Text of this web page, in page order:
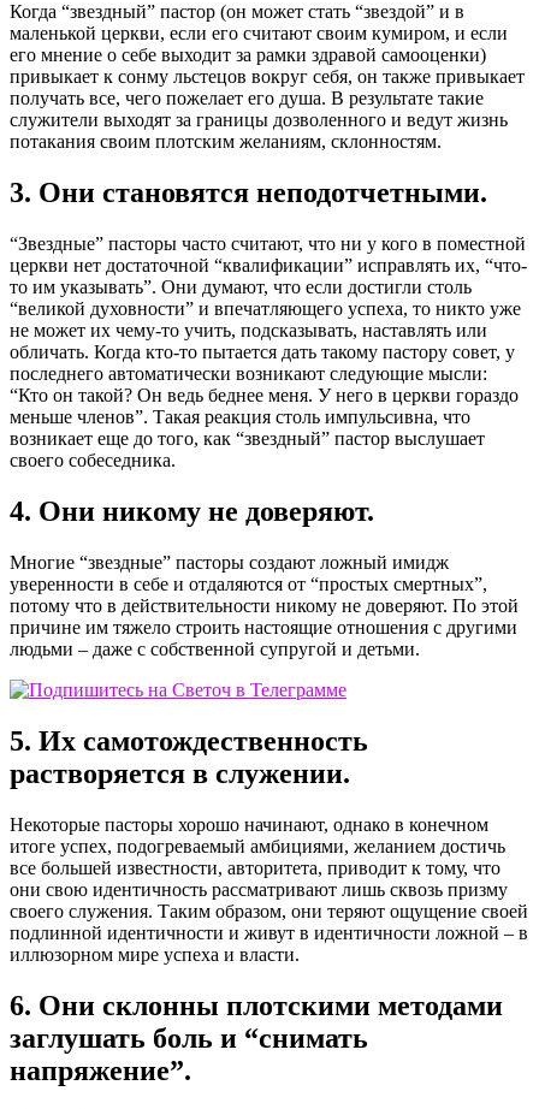
Когда “звездный” пастор (он может стать “звездой” и в
маленькой церкви, если его считают своим кумиром, и если
его мнение о себе выходит за рамки здравой самооценки)
привыкает к сонму льстецов вокруг себя, он также привыкает
получать все, чего пожелает его душа. В результате такие
служители выходят за границы дозволенного и ведут жизнь
потакания своим плотским желаниям, склонностям.
3. Они становятся неподотчетными.
“Звездные” пасторы часто считают, что ни у кого в поместной
церкви нет достаточной “квалификации” исправлять их, “что-
то им указывать”. Они думают, что если достигли столь
“великой духовности” и впечатляющего успеха, то никто уже
не может их чему-то учить, подсказывать, наставлять или
обличать. Когда кто-то пытается дать такому пастору совет, у
последнего автоматически возникают следующие мысли:
“Кто он такой? Он ведь беднее меня. У него в церкви гораздо
меньше членов”. Такая реакция столь импульсивна, что
возникает еще до того, как “звездный” пастор выслушает
своего собеседника.
4. Они никому не доверяют.
Многие “звездные” пасторы создают ложный имидж
уверенности в себе и отдаляются от “простых смертных”,
потому что в действительности никому не доверяют. По этой
причине им тяжело строить настоящие отношения с другими
людьми – даже с собственной супругой и детьми.
5. Их самотождественность
растворяется в служении.
Некоторые пасторы хорошо начинают, однако в конечном
итоге успех, подогреваемый амбициями, желанием достичь
все большей известности, авторитета, приводит к тому, что
они свою идентичность рассматривают лишь сквозь призму
своего служения. Таким образом, они теряют ощущение своей
подлинной идентичности и живут в идентичности ложной – в
иллюзорном мире успеха и власти.
6. Они склонны плотскими методами
заглушать боль и “снимать
напряжение”.